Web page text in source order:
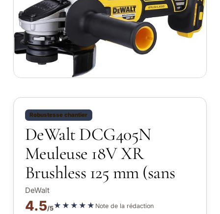
Robustesse chantier
DeWalt DCG405N
Meuleuse 18V XR
Brushless 125 mm (sans
DeWalt
4.5/5★★★★★ Note de la rédaction